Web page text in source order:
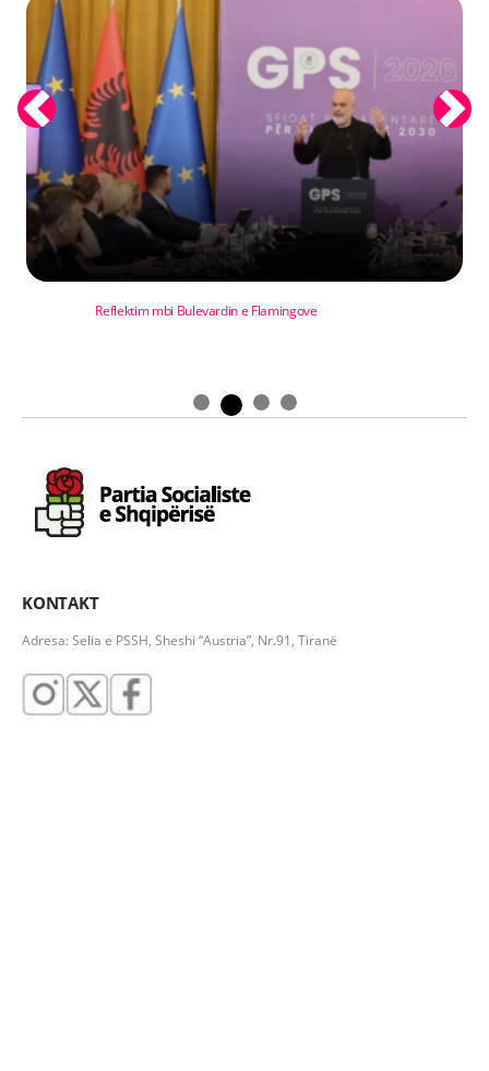
Reflektim mbi Bulevardin e Flamingove
Previous Next
KONTAKT
Adresa: Selia e PSSH, Sheshi “Austria”, Nr.91, Tiranë